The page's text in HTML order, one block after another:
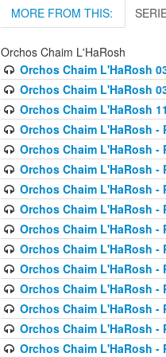
MORE FROM THIS:
Orchos Chaim L'HaRosh
Orchos Chaim L'HaRosh
Orchos Chaim L'HaRosh
Orchos Chaim L'HaRosh
Orchos Chaim L'HaRosh -
Orchos Chaim L'HaRosh -
Orchos Chaim L'HaRosh -
Orchos Chaim L'HaRosh -
Orchos Chaim L'HaRosh -
Orchos Chaim L'HaRosh -
Orchos Chaim L'HaRosh -
Orchos Chaim L'HaRosh -
Orchos Chaim L'HaRosh -
Orchos Chaim L'HaRosh -
Orchos Chaim L'HaRosh -
Orchos Chaim L'HaRosh -